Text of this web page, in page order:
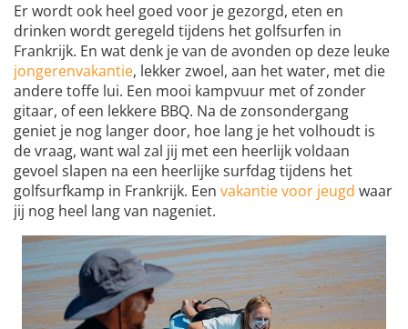
Er wordt ook heel goed voor je gezorgd, eten en
drinken wordt geregeld tijdens het golfsurfen in
Frankrijk. En wat denk je van de avonden op deze leuke
jongerenvakantie, lekker zwoel, aan het water, met die
andere toffe lui. Een mooi kampvuur met of zonder
gitaar, of een lekkere BBQ. Na de zonsondergang
geniet je nog langer door, hoe lang je het volhoudt is
de vraag, want wal zal jij met een heerlijk voldaan
gevoel slapen na een heerlijke surfdag tijdens het
golfsurfkamp in Frankrijk. Een vakantie voor jeugd waar
jij nog heel lang van nageniet.